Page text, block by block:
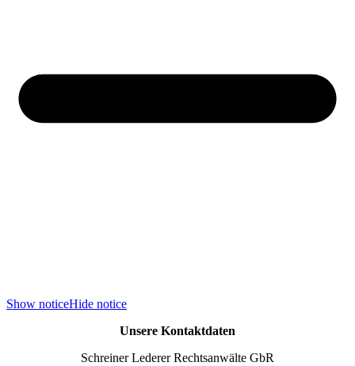
Show noticeHide notice
Unsere Kontaktdaten
Schreiner Lederer Rechtsanwälte GbR